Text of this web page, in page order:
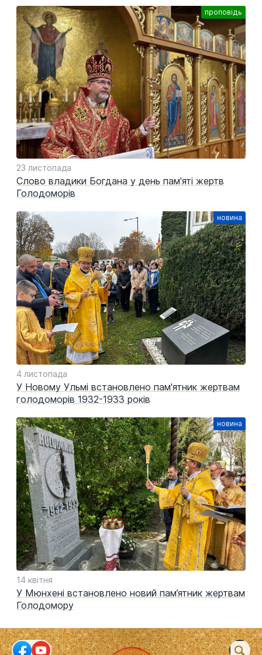
23 листопада
Слово владики Богдана у день пам'яті жертв
Голодоморів
4 листопада
У Новому Ульмі встановлено пам'ятник жертвам
голодоморів 1932-1933 років
14 квітня
У Мюнхені встановлено новий пам’ятник жертвам
Голодомору